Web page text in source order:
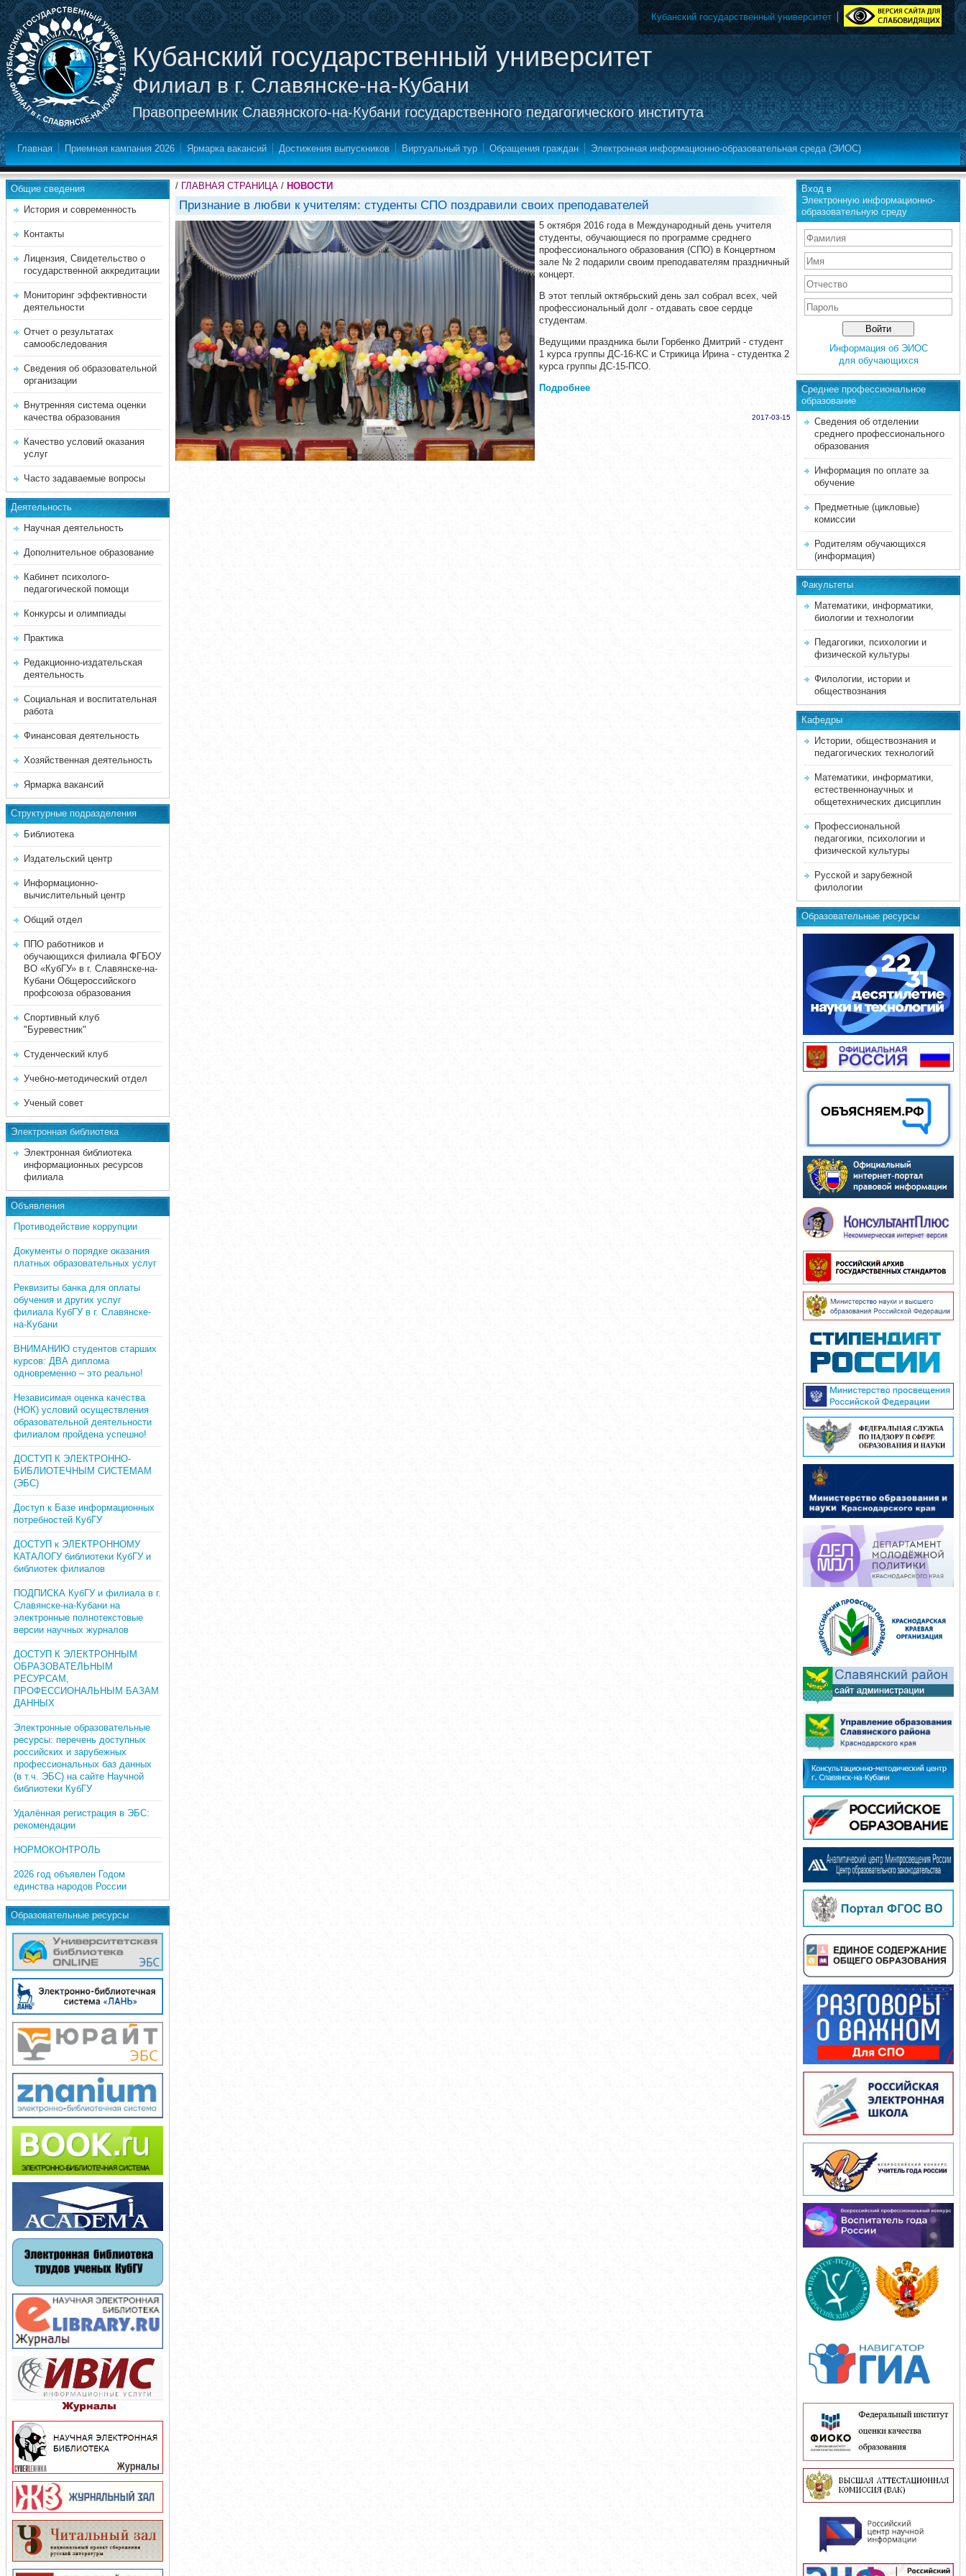
Кубанский государственный университет
Филиал в г. Славянске-на-Кубани
Правопреемник Славянского-на-Кубани государственного педагогического института
Кубанский государственный университет
Главная Приемная кампания 2026 Ярмарка вакансий Достижения выпускников Виртуальный тур Обращения граждан Электронная информационно-образовательная среда (ЭИОС)
Общие сведения
История и современность
Контакты
Лицензия, Свидетельство о
государственной аккредитации
Мониторинг эффективности
деятельности
Отчет о результатах
самообследования
Сведения об образовательной
организации
Внутренняя система оценки
качества образования
Качество условий оказания
услуг
Часто задаваемые вопросы
Деятельность
Научная деятельность
Дополнительное образование
Кабинет психолого-
педагогической помощи
Конкурсы и олимпиады
Практика
Редакционно-издательская
деятельность
Социальная и воспитательная
работа
Финансовая деятельность
Хозяйственная деятельность
Ярмарка вакансий
Структурные подразделения
Библиотека
Издательский центр
Информационно-
вычислительный центр
Общий отдел
ППО работников и
обучающихся филиала ФГБОУ
ВО «КубГУ» в г. Славянске-на-
Кубани Общероссийского
профсоюза образования
Спортивный клуб
"Буревестник"
Студенческий клуб
Учебно-методический отдел
Ученый совет
Электронная библиотека
Электронная библиотека
информационных ресурсов
филиала
Объявления
Противодействие коррупции
Документы о порядке оказания
платных образовательных услуг
Реквизиты банка для оплаты
обучения и других услуг
филиала КубГУ в г. Славянске-
на-Кубани
ВНИМАНИЮ студентов старших
курсов: ДВА диплома
одновременно – это реально!
Независимая оценка качества
(НОК) условий осуществления
образовательной деятельности
филиалом пройдена успешно!
ДОСТУП К ЭЛЕКТРОННО-
БИБЛИОТЕЧНЫМ СИСТЕМАМ
(ЭБС)
Доступ к Базе информационных
потребностей КубГУ
ДОСТУП к ЭЛЕКТРОННОМУ
КАТАЛОГУ библиотеки КубГУ и
библиотек филиалов
ПОДПИСКА КубГУ и филиала в г.
Славянске-на-Кубани на
электронные полнотекстовые
версии научных журналов
ДОСТУП К ЭЛЕКТРОННЫМ
ОБРАЗОВАТЕЛЬНЫМ
РЕСУРСАМ,
ПРОФЕССИОНАЛЬНЫМ БАЗАМ
ДАННЫХ
Электронные образовательные
ресурсы: перечень доступных
российских и зарубежных
профессиональных баз данных
(в т.ч. ЭБС) на сайте Научной
библиотеки КубГУ
Удалённая регистрация в ЭБС:
рекомендации
НОРМОКОНТРОЛЬ
2026 год объявлен Годом
единства народов России
Образовательные ресурсы
/ ГЛАВНАЯ СТРАНИЦА / НОВОСТИ
Признание в любви к учителям: студенты СПО поздравили своих преподавателей
5 октября 2016 года в Международный день учителя
студенты, обучающиеся по программе среднего
профессионального образования (СПО) в Концертном
зале № 2 подарили своим преподавателям праздничный
концерт.
В этот теплый октябрьский день зал собрал всех, чей
профессиональный долг - отдавать свое сердце
студентам.
Ведущими праздника были Горбенко Дмитрий - студент
1 курса группы ДС-16-КС и Стрикица Ирина - студентка 2
курса группы ДС-15-ПСО.
Подробнее
2017-03-15
Вход в
Электронную информационно-
образовательную среду
Информация об ЭИОС
для обучающихся
Среднее професcиональное
образование
Сведения об отделении
среднего профессионального
образования
Информация по оплате за
обучение
Предметные (цикловые)
комиссии
Родителям обучающихся
(информация)
Факультеты
Математики, информатики,
биологии и технологии
Педагогики, психологии и
физической культуры
Филологии, истории и
обществознания
Кафедры
Истории, обществознания и
педагогических технологий
Математики, информатики,
естественнонаучных и
общетехнических дисциплин
Профессиональной
педагогики, психологии и
физической культуры
Русской и зарубежной
филологии
Образовательные ресурсы